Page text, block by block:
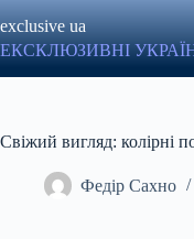
до
вмісту
exclusive ua
ЕКСКЛЮЗИВНІ
Свіжий вигляд: колірні
Федір Сахно